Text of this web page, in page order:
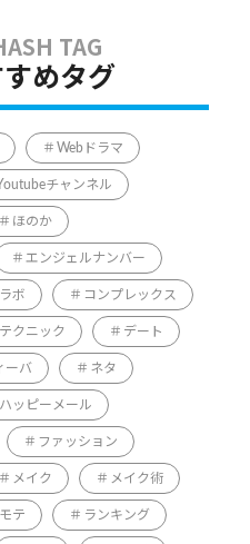
めタグ
Webドラマ
チャンネル
ほのか
エンジェルナンバー
ボ コンプレックス
テクニック デート
ーバ ネタ
ハッピーメール
ファッション
メイク メイク術
モテ ランキング